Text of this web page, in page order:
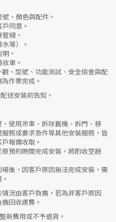
、顏色與配件。
同意。
線。
等）。
。
單。
觀、型號、功能測試、安全檢查與配
作業完成。
送安裝前告知。
、使用吊車、拆除舊機、拆門、移
務或要求急件等其他安裝服務，皆
報價收取。
原預約時間完成安裝，將酌收空趟
場後，因客戶原因無法完成安裝，需
情況由客戶負擔，若為非客戶原因
回收運費。
新費用或不予退貨。